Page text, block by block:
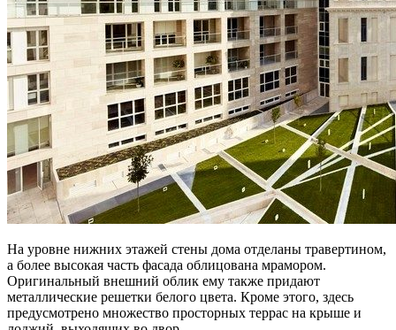
На уровне нижних этажей стены дома отделаны травертином,
а более высокая часть фасада облицована мрамором.
Оригинальный внешний облик ему также придают
металлические решетки белого цвета. Кроме этого, здесь
предусмотрено множество просторных террас на крыше и